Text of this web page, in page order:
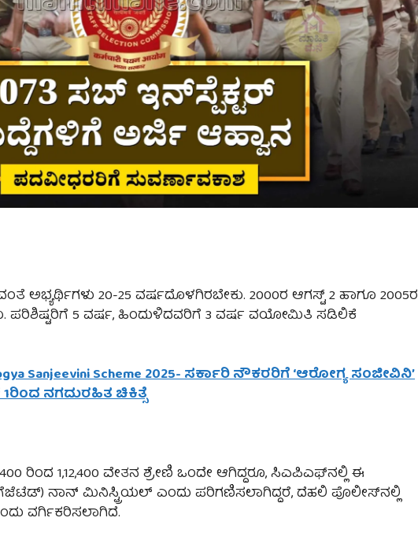
ಅಭ್ಯರ್ಥಿಗಳು 20-25 ವರ್ಷದೊಳಗಿರಬೇಕು. 2000ರ ಆಗಸ್ಟ್ 2 ಹಾಗೂ 2005ರ
ಪರಿಶಿಷ್ಟರಿಗೆ 5 ವರ್ಷ, ಹಿಂದುಳಿದವರಿಗೆ 3 ವರ್ಷ ವಯೋಮಿತಿ ಸಡಿಲಿಕೆ
Sanjeevini Scheme 2025- ಸರ್ಕಾರಿ ನೌಕರರಿಗೆ ‘ಆರೋಗ್ಯ ಸಂಜೀವಿನಿ’
ನಗದುರಹಿತ ಚಿಕಿತ್ಸೆ
ರಿಂದ 1,12,400 ವೇತನ ಶ್ರೇಣಿ ಒಂದೇ ಆಗಿದ್ದರೂ, ಸಿಎಪಿಎಫ್‌ನಲ್ಲಿ ಈ
ಗೆಜೆಟೆಡ್) ನಾನ್ ಮಿನಿಸ್ಟ್ರಿಯಲ್ ಎಂದು ಪರಿಗಣಿಸಲಾಗಿದ್ದರೆ, ದೆಹಲಿ ಪೊಲೀಸ್‌ನಲ್ಲಿ
ವರ್ಗಿಕರಿಸಲಾಗಿದೆ.